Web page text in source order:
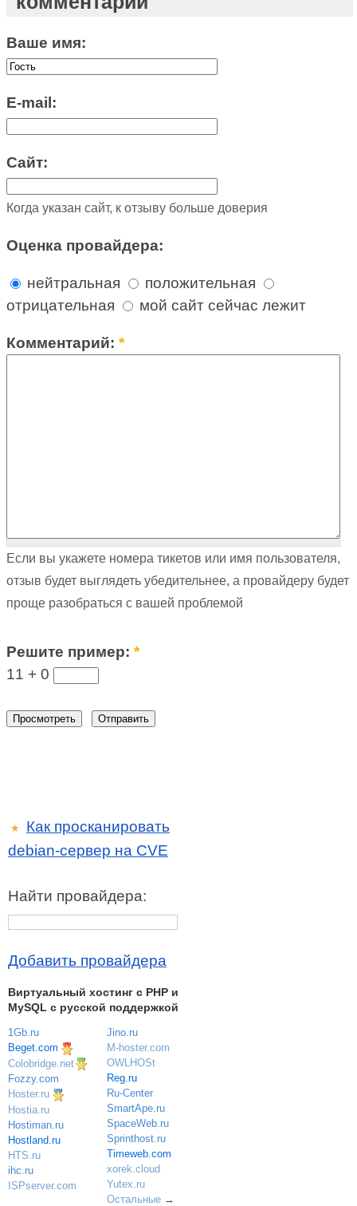
Ваше имя:
E-mail:
Сайт:
Когда указан сайт, к отзыву больше доверия
Оценка провайдера:
нейтральная
положительная
отрицательная
мой сайт сейчас лежит
Комментарий:*
Если вы укажете номера тикетов или имя пользователя,
отзыв будет выглядеть убедительнее, а провайдеру будет
проще разобраться с вашей проблемой
Решите пример:*
11 + 0
★
Как просканировать
debian-сервер на CVE
Найти провайдера:
Добавить провайдера
Виртуальный хостинг c PHP и
MySQL с русской поддержкой
1Gb.ru
Beget.com
Colobridge.net
Fozzy.com
Hoster.ru
Hostia.ru
Hostiman.ru
Hostland.ru
HTS.ru
ihc.ru
ISPserver.com
Jino.ru
M-hoster.com
OWLHOSt
Reg.ru
Ru-Center
SmartApe.ru
SpaceWeb.ru
Sprinthost.ru
Timeweb.com
xorek.cloud
Yutex.ru
Остальные→